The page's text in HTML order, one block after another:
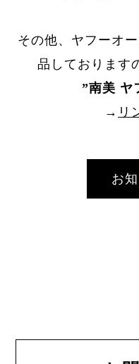
その他、ヤフーオ
品しております
”南美 ヤ
→ リ
お